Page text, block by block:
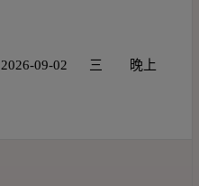
2026-09-02 三 晚上